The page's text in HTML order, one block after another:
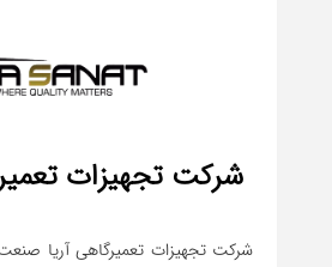
شرکت تجهیزات